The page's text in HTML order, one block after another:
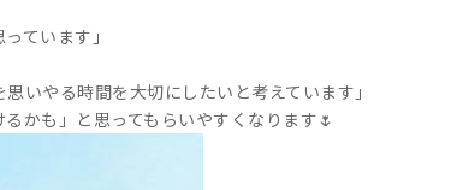
ています」
いやる時間を大切にしたいと考えています」
かも」と思ってもらいやすくなります🌷